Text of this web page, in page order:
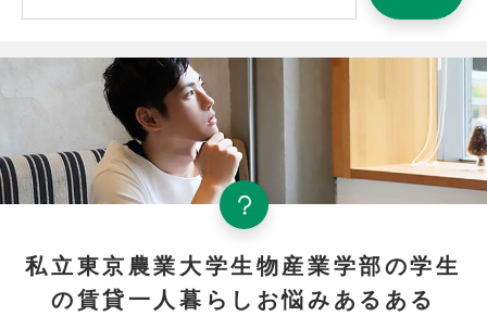
私立東京農業大学生物産業学部の学生
の賃貸一人暮らしお悩みあるある